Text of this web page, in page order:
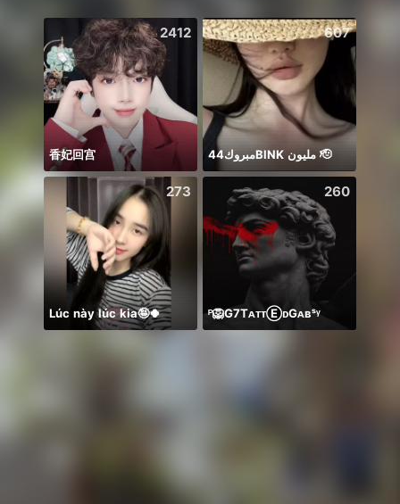
2412
香妃回宫
607
مبروك44BlNK مليون 🫡
273
Lúc này lúc kia🤪🍀
260
ᴾ🦁G7TᴀᴛᴛⒺᴅGᴀʙˢᵞ